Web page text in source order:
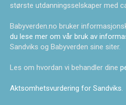
største utdanningsselskaper med
Babyverden.no bruker
du lese mer om vår bruk av
Sandviks og Babyverden sine siter.
Les om hvordan vi behandler dine
Aktsomhetsvurdering for Sandviks.